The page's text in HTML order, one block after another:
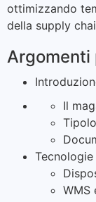
ottimizzando
della supply
Argomenti
Il
WMS